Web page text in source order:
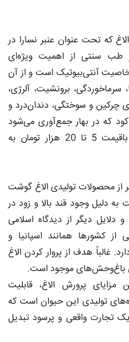
که تحت عنوان عنبر نسارا در
طب سنتی از اهمیت ویژه‌ای
خاصیت آنتی‌بیوتیک است و از آن
سرماخوردگی، برونشیت، آلرژی،
چرکین و سوختگی، دندان‌درد و
که در بهار جمع‌آوری می‌شود
دربسته‌های 100 گرمی باقیمت 5 تا 20 هزار تومان به
از محصولات تولیدی الاغ گوشت
دلیل وجود قند بالا و زود در
دلایل دیگر از دیدگاه اسلامی
کشورها همانند اسپانیا و
غالباً هدف از پروار کردن الاغ
باغ‌وحش‌های موجود است.
مزایای پرورش الاغ، قابلیت
تولیدی این حیوان است که
تجارت واقعی و پرسود تبدیل